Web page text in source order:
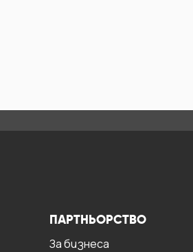
ПАРТНЬОРСТВО
За бизнесa